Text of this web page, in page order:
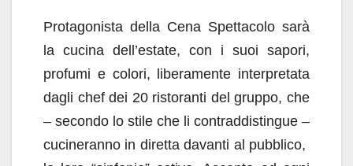
Protagonista della Cena Spettacolo sarà
la cucina dell’estate, con i suoi sapori,
profumi e colori, liberamente interpretata
dagli chef dei 20 ristoranti del gruppo, che
– secondo lo stile che li contraddistingue –
cucineranno in diretta davanti al pubblico,